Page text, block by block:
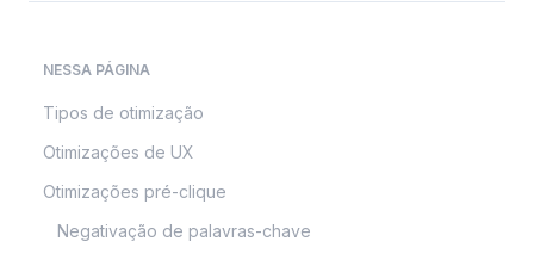
NESSA PÁGINA
Tipos de otimização
Otimizações de UX
Otimizações pré-clique
Negativação de palavras-chave